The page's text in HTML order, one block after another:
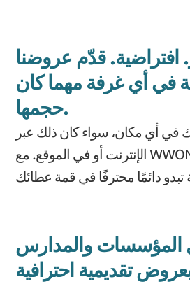
افتراضية. قدّم عروضنا
في أي غرفة مهما كان
حجمها.
في أي مكان، سواء كان ذلك عبر
الإنترنت أو في الموقع. مع WWONE، ستجعلك
المؤسسات والمدارس